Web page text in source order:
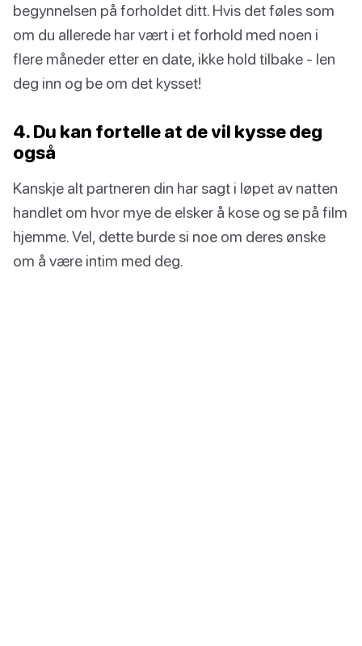
begynnelsen på forholdet ditt. Hvis det føles som
om du allerede har vært i et forhold med noen i
flere måneder etter en date, ikke hold tilbake - len
deg inn og be om det kysset!
4. Du kan fortelle at de vil kysse deg
også
Kanskje alt partneren din har sagt i løpet av natten
handlet om hvor mye de elsker å kose og se på film
hjemme. Vel, dette burde si noe om deres ønske
om å være intim med deg.